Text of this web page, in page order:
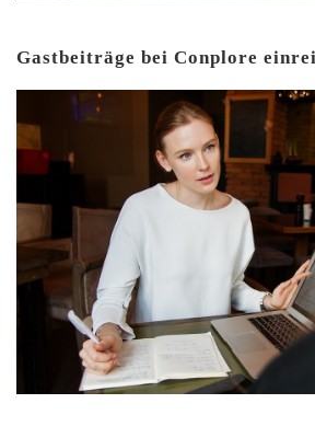
Gastbeiträge bei Conplore